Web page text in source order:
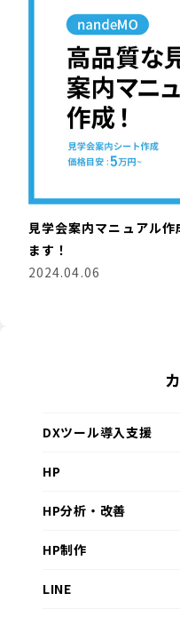
見学会案内マニュアル
ます！
2024.04.06
DXツール導入支援
HP
HP分析・改善
HP制作
LINE